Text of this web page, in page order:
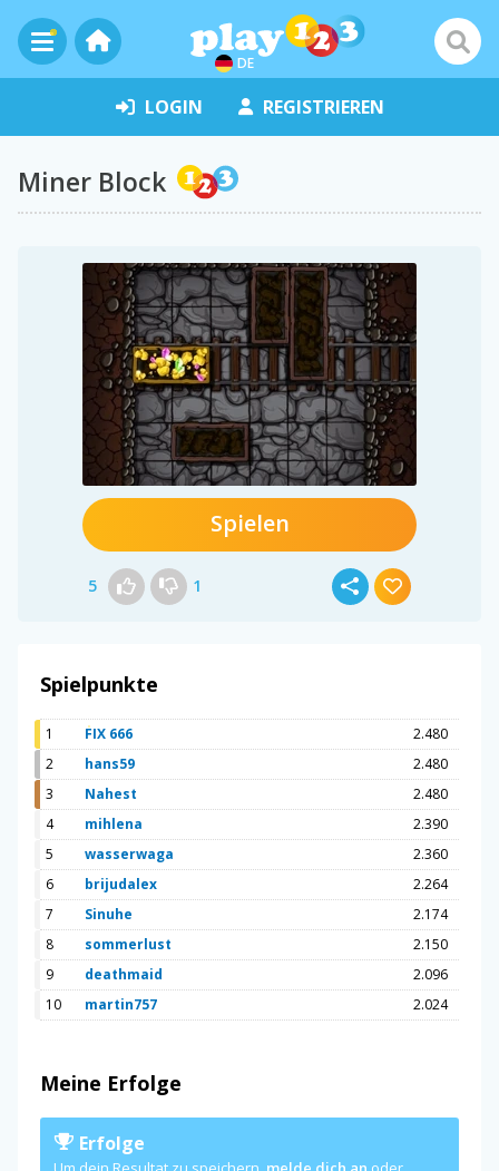
DE
LOGIN REGISTRIEREN
Miner Block
Spielen
5 1
Spielpunkte
1 FIX 666
2.480
2
hans59
2.480
3
Nahest
2.480
4
mihlena
2.390
5
wasserwaga
2.360
6
brijudalex
2.264
7
Sinuhe
2.174
8
sommerlust
2.150
9
deathmaid
2.096
10
martin757 2.024
Meine Erfolge
Erfolge